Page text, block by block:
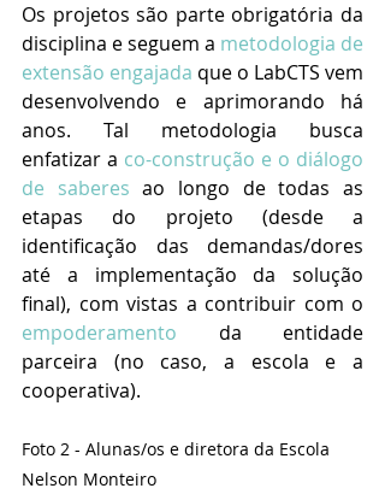
Os projetos são parte obrigatória da
disciplina e seguem a metodologia de
extensão engajada que o LabCTS vem
desenvolvendo e aprimorando há
anos. Tal metodologia busca
enfatizar a co-construção e o diálogo
de saberes ao longo de todas as
etapas do projeto (desde a
identificação das demandas/dores
até a implementação da solução
empoderamento da entidade
parceira (no caso, a escola e a
cooperativa).
Foto 2 - Alunas/os e diretora da Escola
Nelson Monteiro